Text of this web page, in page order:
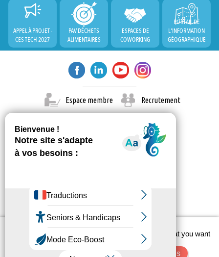
APPEL À PROJET -
CES TECH 2027
PAV DÉCHETS
ALIMENTAIRES
ESPACES DE
COWORKING
PORTAIL DE
L'INFORMATION
GÉOGRAPHIQUE
Espace membre Recrutement
© Paris Est Marne & Bois 2026
Administration
Mentions légales
This site uses cookies and gives you control over what you want
to activate
Deny all cookies